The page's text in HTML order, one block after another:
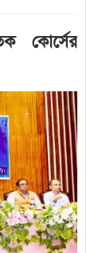
কোর্সের